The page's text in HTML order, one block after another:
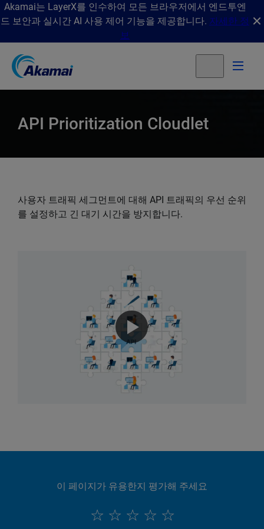
Akamai는 LayerX를 인수하여 모든 브라우저에서 엔드투엔
드 보안과 실시간 AI 사용 제어 기능을 제공합니다. 자세한 정
보
API Prioritization Cloudlet
사용자 트래픽 세그먼트에 대해 API 트래픽의 우선 순위
를 설정하고 긴 대기 시간을 방지합니다.
이 페이지가 유용한지 평가해 주세요